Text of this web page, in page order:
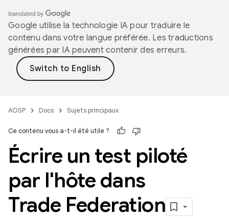
Google utilise la technologie IA pour traduire le
contenu dans votre langue préférée. Les traductions
générées par IA peuvent contenir des erreurs.
AOSP Docs Sujets principaux
Ce contenu vous a-t-il été utile ?
Écrire un test piloté
par l'hôte dans
Trade Federation